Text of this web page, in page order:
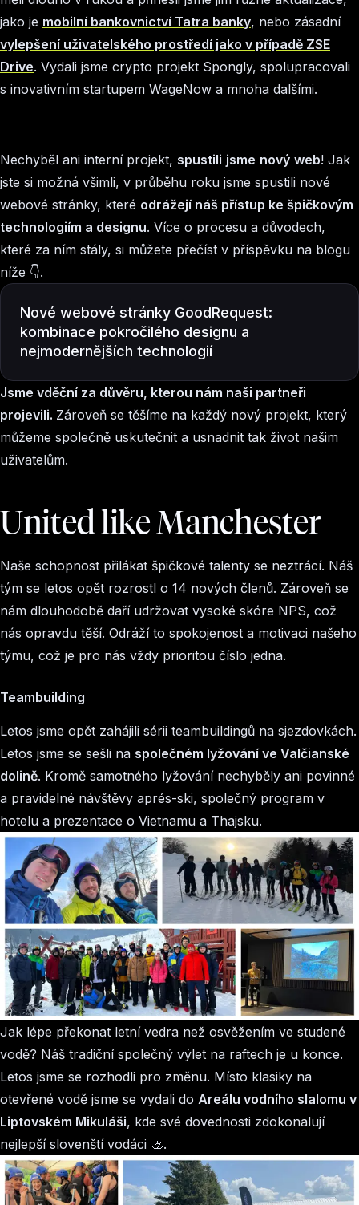
jako je mobilní bankovnictví Tatra banky, nebo zásadní
vylepšení uživatelského prostředí jako v případě ZSE
Drive. Vydali jsme crypto projekt Spongly, spolupracovali
s inovativním startupem WageNow a mnoha dalšími.
Nechyběl ani interní projekt, spustili jsme nový web! Jak
jste si možná všimli, v průběhu roku jsme spustili nové
webové stránky, které odrážejí náš přístup ke špičkovým
technologiím a designu. Více o procesu a důvodech,
které za ním stály, si můžete přečíst v příspěvku na blogu
níže 👇.
Nové webové stránky GoodRequest:
kombinace pokročilého designu a
nejmodernějších technologií
Jsme vděční za důvěru, kterou nám naši partneři
projevili. Zároveň se těšíme na každý nový projekt, který
můžeme společně uskutečnit a usnadnit tak život našim
uživatelům.
United like Manchester
Naše schopnost přilákat špičkové talenty se neztrácí. Náš
tým se letos opět rozrostl o 14 nových členů. Zároveň se
nám dlouhodobě daří udržovat vysoké skóre NPS, což
nás opravdu těší. Odráží to spokojenost a motivaci našeho
týmu, což je pro nás vždy prioritou číslo jedna.
Teambuilding
Letos jsme opět zahájili sérii teambuildingů na sjezdovkách.
Letos jsme se sešli na společném lyžování ve Valčianské
dolině. Kromě samotného lyžování nechyběly ani povinné
a pravidelné návštěvy aprés-ski, společný program v
hotelu a prezentace o Vietnamu a Thajsku.
Jak lépe překonat letní vedra než osvěžením ve studené
vodě? Náš tradiční společný výlet na raftech je u konce.
Letos jsme se rozhodli pro změnu. Místo klasiky na
otevřené vodě jsme se vydali do Areálu vodního slalomu v
Liptovském Mikuláši, kde své dovednosti zdokonalují
nejlepší slovenští vodáci 🚣.